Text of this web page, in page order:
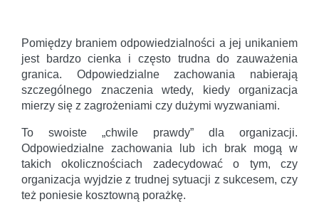
Pomiędzy braniem odpowiedzialności a jej unikaniem
jest bardzo cienka i często trudna do zauważenia
granica. Odpowiedzialne zachowania nabierają
szczególnego znaczenia wtedy, kiedy organizacja
mierzy się z zagrożeniami czy dużymi wyzwaniami.
To swoiste „chwile prawdy” dla organizacji.
Odpowiedzialne zachowania lub ich brak mogą w
takich okolicznościach zadecydować o tym, czy
organizacja wyjdzie z trudnej sytuacji z sukcesem, czy
też poniesie kosztowną porażkę.